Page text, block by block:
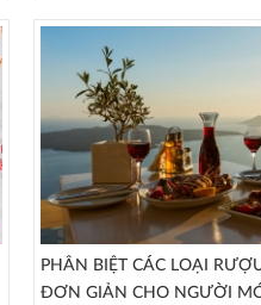
PHÂN BIỆT CÁC LOẠI
ĐƠN GIẢN CHO NGƯỜI